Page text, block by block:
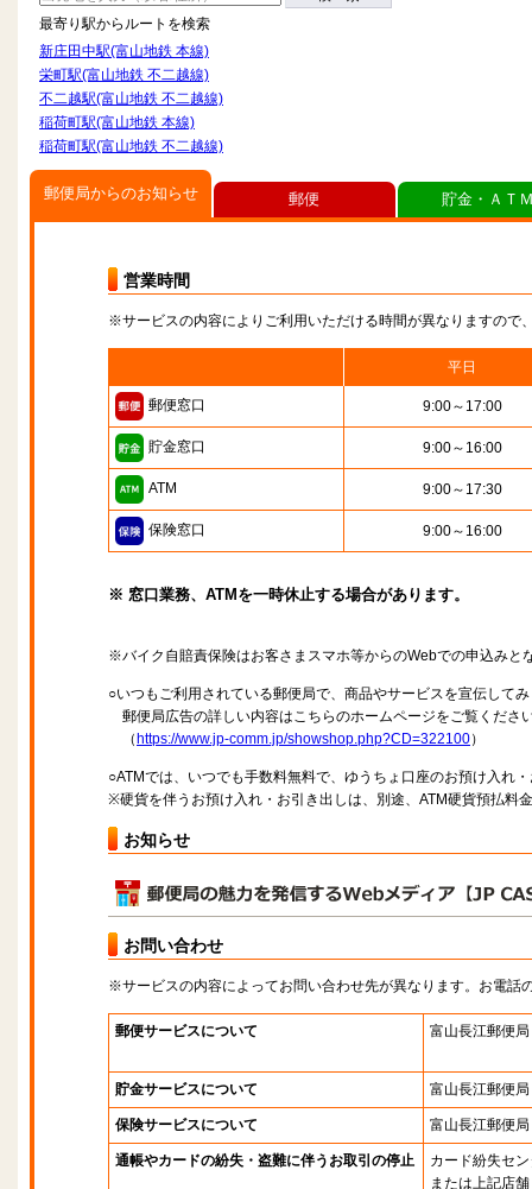
最寄り駅からルートを検索
新庄田中駅(富山地鉄 本線)
栄町駅(富山地鉄 不二越線)
不二越駅(富山地鉄 不二越線)
稲荷町駅(富山地鉄 本線)
稲荷町駅(富山地鉄 不二越線)
郵便局からのお知らせ
営業時間
※サービスの内容によりご利用いただける時間が異なりますので
平日
郵便窓口 9:00～17:00
貯金窓口 9:00～16:00
ATM 9:00～17:30
保険窓口 9:00～16:00
※ 窓口業務、ATMを一時休止する場合があります。
※バイク自賠責保険はお客さまスマホ等からのWebでの申込みと
○いつもご利用されている郵便局で、商品やサービスを宣伝して
郵便局広告の詳しい内容はこちらのホームページをご覧くださ
（ https://www.jp-comm.jp/showshop.php?CD=322100）
○ATMでは、いつでも手数料無料で、ゆうちょ口座のお預け入れ
※硬貨を伴うお預け入れ・お引き出しは、別途、ATM硬貨預払料
お知らせ
お問い合わせ
※サービスの内容によってお問い合わせ先が異なります。お電話
郵便サービスについて 富山長江郵便局
貯金サービスについて 富山長江郵便局
保険サービスについて 富山長江郵便局
通帳やカードの紛失・盗難に伴うお取引の停止
カード紛失セ
または上記店舗
郵便 貯金・ＡＴ